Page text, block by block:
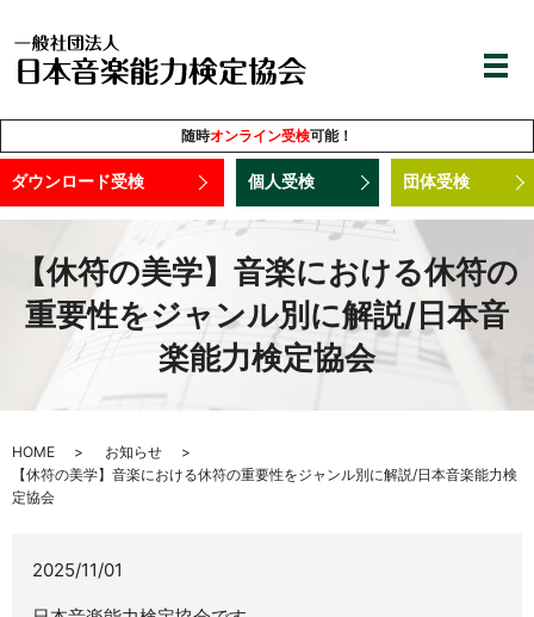
随時オンライン受検可能！
ダウンロード受検 個人受検 団体受検
【休符の美学】音楽における休符の
重要性をジャンル別に解説/日本音
楽能力検定協会
HOME
お知らせ
【休符の美学】音楽における休符の重要性をジャンル別に解説/日本音楽能力検
定協会
2025/11/01